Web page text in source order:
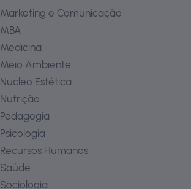
Marketing e Comunicação
MBA
Medicina
Meio Ambiente
Núcleo Estética
Nutrição
Pedagogia
Psicologia
Recursos Humanos
Saúde
Sociologia